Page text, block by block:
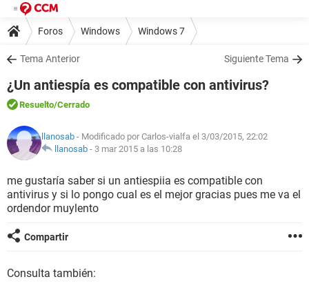
Foros Windows Windows 7
Tema Anterior Siguiente Tema
¿Un antiespía es compatible con antivirus?
Resuelto/Cerrado
llanosab - Modificado por Carlos-vialfa el 3/03/2015, 22:02
llanosab - 3 mar 2015 a las 10:28
me gustaría saber si un antiespiia es compatible con
antivirus y si lo pongo cual es el mejor gracias pues me va el
ordendor muylento
Compartir
Consulta también: